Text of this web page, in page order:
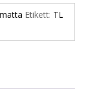
Etikett: TL